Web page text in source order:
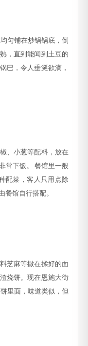
匀铺在炒锅锅底，倒
，直到能闻到土豆的
巴，令人垂涎欲滴，
、小葱等配料，放在
常下饭。
餐馆里一般
配菜，客人只用点除
餐馆自行搭配。
芝麻等撒在揉好的面
烧饼。现在恩施大街
里面，味道类似，但